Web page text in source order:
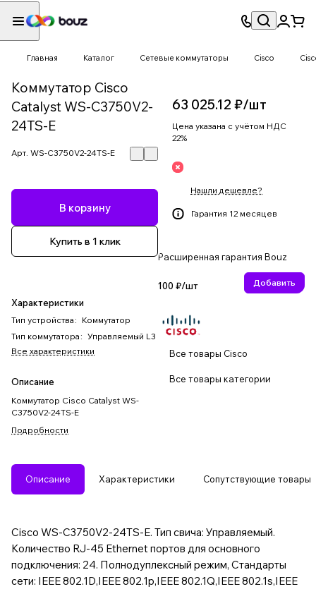
Главная Каталог Сетевые коммутаторы Cisco
Коммутатор Cisco
Catalyst WS-C3750V2-
24TS-E
Арт. WS-C3750V2-24TS-E
В корзину
Купить в 1 клик
Характеристики
Тип устройства : Коммутатор
Тип коммутатора : Управляемый L3
Все характеристики
Описание
Коммутатор Cisco Catalyst WS-
C3750V2-24TS-E
Подробности
63 025.12 ₽/шт
Цена указана с учётом НДС
22%
Нашли дешевле?
Гарантия 12 месяцев
Расширенная гарантия Bouz
100 ₽/шт Добавить
Все товары Cisco
Все товары категории
Описание Характеристики Сопутствующие товары
Cisco WS-C3750V2-24TS-E. Тип свича: Управляемый.
Количество RJ-45 Ethernet портов для основного
подключения: 24. Полнодуплексный режим, Стандарты
сети: IEEE 802.1D,IEEE 802.1p,IEEE 802.1Q,IEEE 802.1s,IEEE